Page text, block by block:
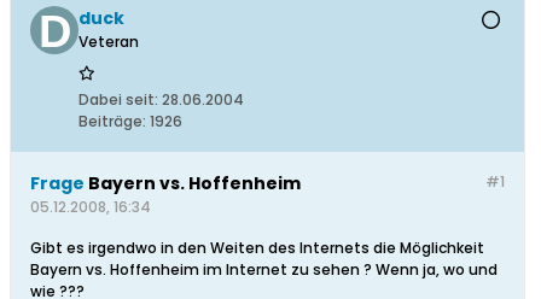
duck
Veteran
Dabei seit: 28.06.2004
Beiträge: 1926
#1
Frage Bayern vs. Hoffenheim
05.12.2008, 16:34
Gibt es irgendwo in den Weiten des Internets die Möglichkeit
Bayern vs. Hoffenheim im Internet zu sehen ? Wenn ja, wo und
wie ???